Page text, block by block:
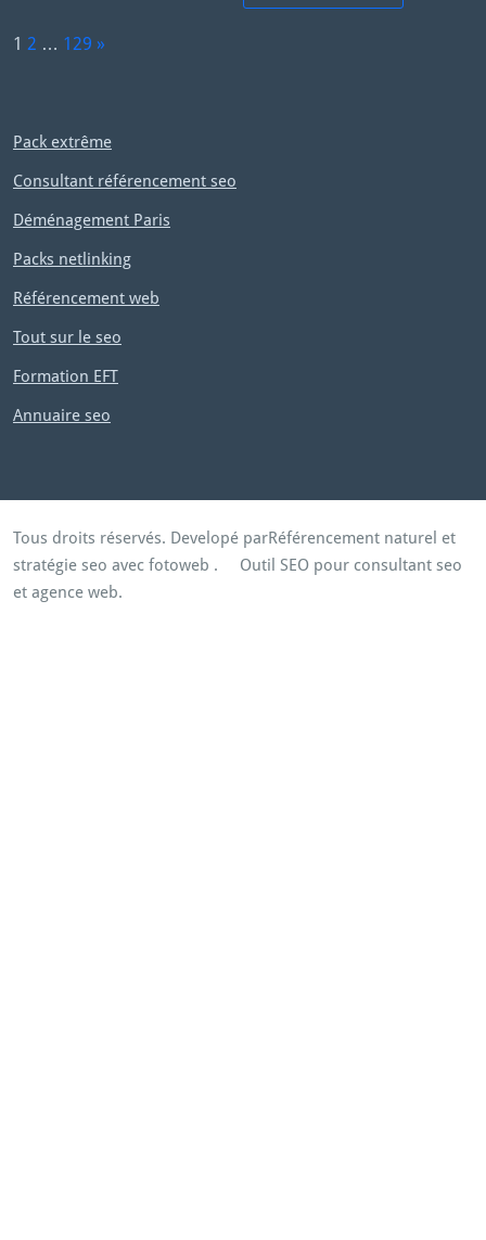
P
1 2 … 129
t
»
Pack extrême
Consultant référencement seo
Déménagement Paris
Packs netlinking
Référencement web
Tout sur le seo
Formation EFT
Annuaire seo
Tous droits réservés. Developé parRéférencement naturel et
stratégie seo avec fotoweb . Outil SEO pour consultant seo
et agence web.